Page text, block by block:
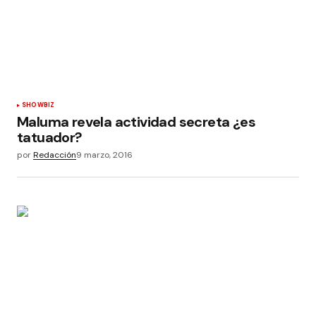
SHOWBIZ
Maluma revela actividad secreta ¿es
tatuador?
porRedacción9 marzo, 2016